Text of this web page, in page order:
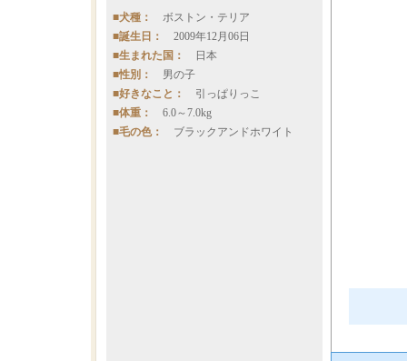
■犬種： ボストン・テリア
■誕生日： 2009年12月06日
■生まれた国：
日本
■性別： 男の子
■好きなこと： 引っぱりっこ
■体重： 6.0～7.0kg
■毛の色： ブラックアンドホワイト